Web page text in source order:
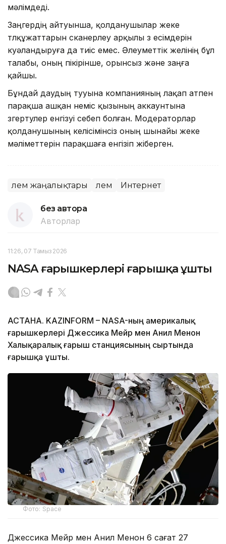
мәлімдеді.
Заңгердің айтуынша, қолданушылар жеке
төлқұжаттарын сканерлеу арқылы өз есімдерін
куәландыруға да тиіс емес. Әлеуметтік желінің бұл
талабы, оның пікірінше, орынсыз және заңға
қайшы.
Бұндай даудың тууына компанияның лақап атпен
парақша ашқан неміс қызының аккаунтына
өзгертулер енгізуі себеп болған. Модераторлар
қолданушының келісімінсіз оның шынайы жеке
мәліметтерін парақшаға енгізіп жіберген.
Әлем жаңалықтары Әлем Интернет
без автора
Авторлар
11:26, 07 Тамыз 2026
NASA ғарышкерлері ғарышқа ұшты
АСТАНА. KAZINFORM – NASA-ның америкалық
ғарышкерлері Джессика Мейр мен Анил Менон
Халықаралық ғарыш станциясының сыртында
ғарышқа ұшты.
Фото: Space
Джессика Мейр мен Анил Менон 6 сағат 27